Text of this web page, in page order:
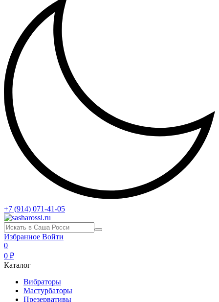
+7 (914) 071-41-05
Избранное Войти
0
0 ₽
Каталог
Вибраторы
Мастурбаторы
Презервативы